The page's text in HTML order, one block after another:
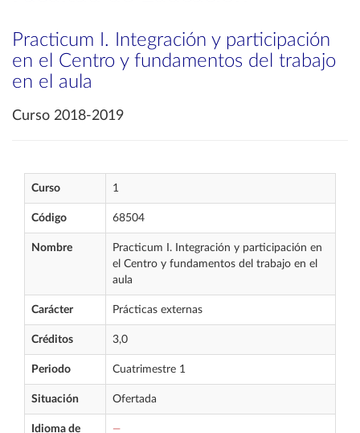
Practicum I. Integración y participación
en el Centro y fundamentos del trabajo
en el aula
Curso 2018-2019
Curso 1
Código 68504
Nombre
Practicum I. Integración y participación en
el Centro y fundamentos del trabajo en el
aula
Carácter Prácticas externas
Créditos 3,0
Periodo Cuatrimestre 1
Situación Ofertada
Idioma de
—